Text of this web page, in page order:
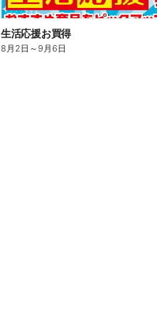
生活応援お買得
8月2日 ～9月6日